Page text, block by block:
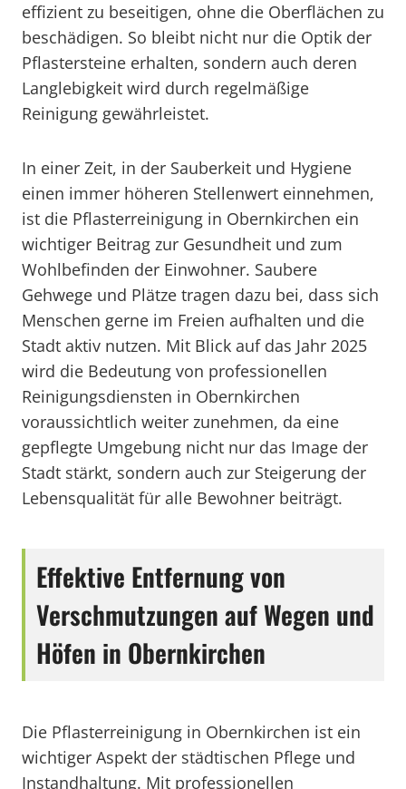
effizient zu beseitigen, ohne die Oberflächen zu
beschädigen. So bleibt nicht nur die Optik der
Pflastersteine erhalten, sondern auch deren
Langlebigkeit wird durch regelmäßige
Reinigung gewährleistet.
In einer Zeit, in der Sauberkeit und Hygiene
einen immer höheren Stellenwert einnehmen,
ist die Pflasterreinigung in Obernkirchen ein
wichtiger Beitrag zur Gesundheit und zum
Wohlbefinden der Einwohner. Saubere
Gehwege und Plätze tragen dazu bei, dass sich
Menschen gerne im Freien aufhalten und die
Stadt aktiv nutzen. Mit Blick auf das Jahr 2025
wird die Bedeutung von professionellen
Reinigungsdiensten in Obernkirchen
voraussichtlich weiter zunehmen, da eine
gepflegte Umgebung nicht nur das Image der
Stadt stärkt, sondern auch zur Steigerung der
Lebensqualität für alle Bewohner beiträgt.
Effektive Entfernung von
Verschmutzungen auf Wegen und
Höfen in Obernkirchen
Die Pflasterreinigung in Obernkirchen ist ein
wichtiger Aspekt der städtischen Pflege und
Instandhaltung. Mit professionellen